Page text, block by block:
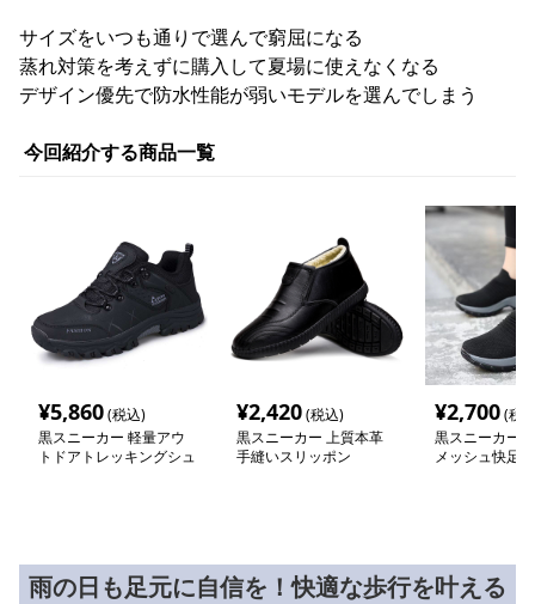
サイズをいつも通りで選んで窮屈になる
蒸れ対策を考えずに購入して夏場に使えなくなる
デザイン優先で防水性能が弱いモデルを選んでしまう
今回紹介する商品一覧
¥5,860(税込)
黒スニーカー 軽量アウ
トドアトレッキングシュ
¥2,420(税込)
黒スニーカー 上質本革
手縫いスリッポン
¥2,700(税
黒スニーカー
メッシュ快足
雨の日も足元に自信を！快適な歩行を叶える